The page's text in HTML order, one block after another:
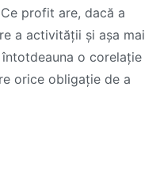
profit are, dacă a
a activității și așa mai
o corelație
orice obligație de a